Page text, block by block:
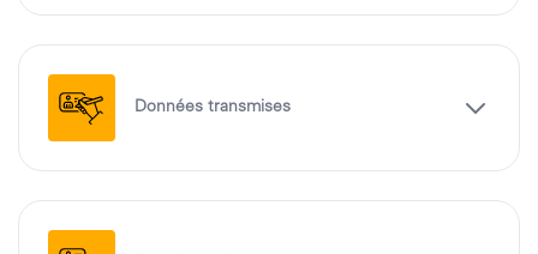
Données transmises